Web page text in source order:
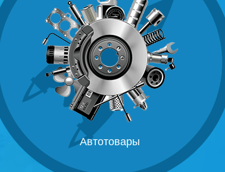
Побутова техніка